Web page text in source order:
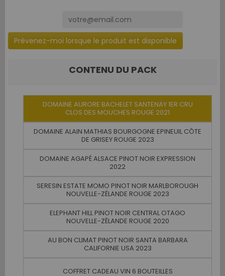
Prévenez-moi lorsque le produit est disponible
CONTENU DU PACK
DOMAINE AURORE BACHELET SANTENAY 1ER CRU
CLOS DES MOUCHES ROUGE 2021
DOMAINE ALAIN MATHIAS BOURGOGNE EPINEUIL CÔTE
DE GRISEY ROUGE 2023
DOMAINE AGAPÉ ALSACE PINOT NOIR EXPRESSION
2022
SERESIN ESTATE MOMO PINOT NOIR MARLBOROUGH
NOUVELLE-ZÉLANDE ROUGE 2023
ELEPHANT HILL PINOT NOIR CENTRAL OTAGO
NOUVELLE-ZÉLANDE ROUGE 2020
AU BON CLIMAT PINOT NOIR SANTA BARBARA
CALIFORNIE USA 2023
COFFRET CADEAU VIN 6 BOUTEILLES